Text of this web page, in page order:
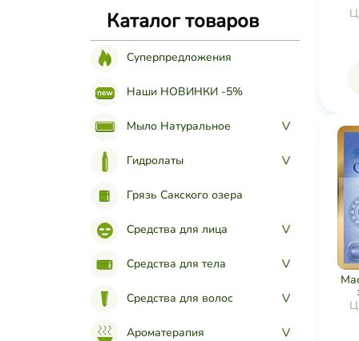
Каталог товаров
Суперпредложения
Наши НОВИНКИ -5%
Мыло Натуральное >
Гидролаты >
Грязь Сакского озера
Средства для лица >
Средства для тела >
Средства для волос >
Ароматерапия >